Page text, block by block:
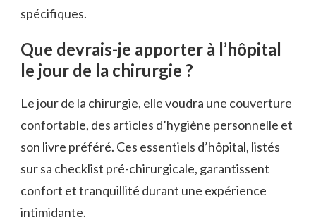
spécifiques.
Que devrais-je apporter à l’hôpital
le jour de la chirurgie ?
Le jour de la chirurgie, elle voudra une couverture
confortable, des articles d’hygiène personnelle et
son livre préféré. Ces essentiels d’hôpital, listés
sur sa checklist pré-chirurgicale, garantissent
confort et tranquillité durant une expérience
intimidante.